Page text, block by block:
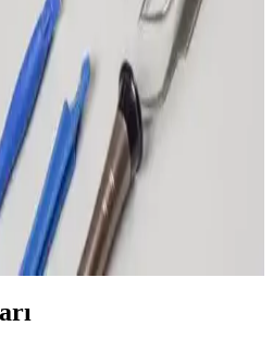
Güvence: Cihaz Koruma
için cihaz koruma sigortası,
önler ve hızlı çözüm sağlar.
Karşılar: Sigorta
karşı telefonunuzu korur. Hasar, su,
70-100 arası karşılık sağlar.
önemli.